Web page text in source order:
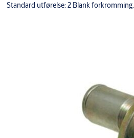
Standard utførelse: 2 Blank forkromming.